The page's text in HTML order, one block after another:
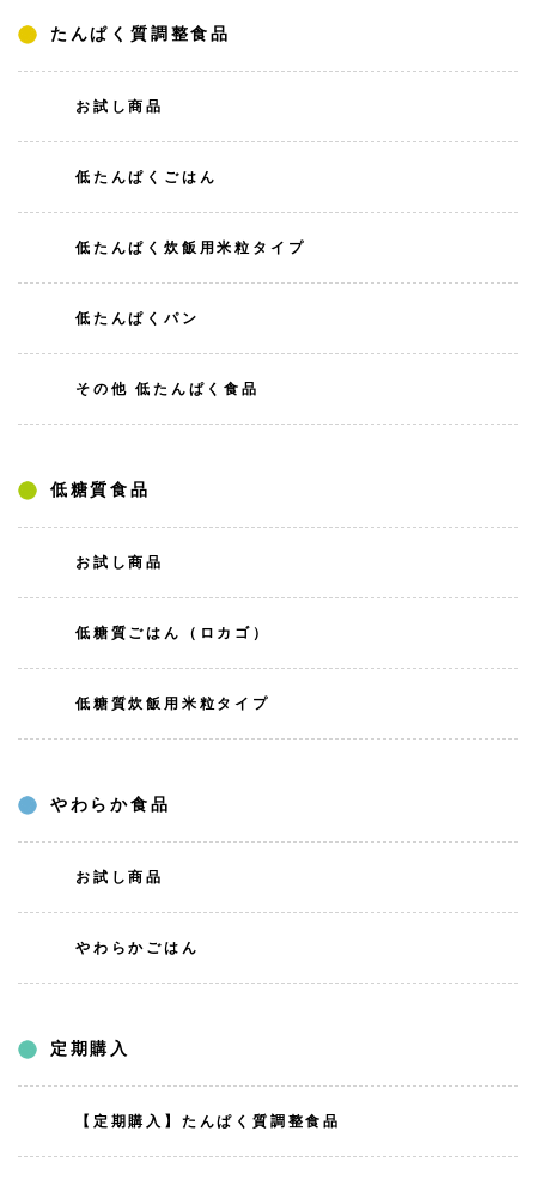
たんぱく質調整食品
お試し商品
低たんぱくごはん
低たんぱく炊飯用米粒タイプ
低たんぱくパン
その他 低たんぱく食品
低糖質食品
お試し商品
低糖質ごはん（ロカゴ）
低糖質炊飯用米粒タイプ
やわらか食品
お試し商品
やわらかごはん
定期購入
【定期購入】たんぱく質調整食品